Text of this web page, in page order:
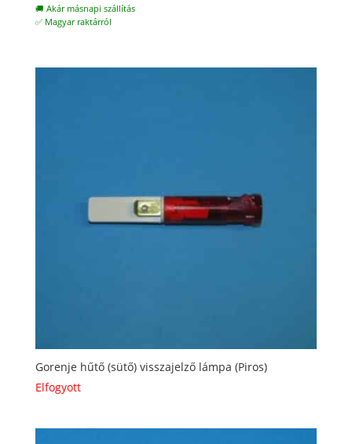
🚚 Akár másnapi szállítás
✅ Magyar raktárról
Gorenje hűtő (sütő) visszajelző lámpa (Piros)
Elfogyott